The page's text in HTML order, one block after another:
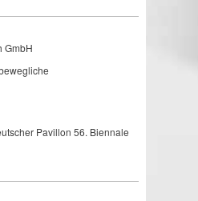
GmbH
Pavillon 56. Biennale